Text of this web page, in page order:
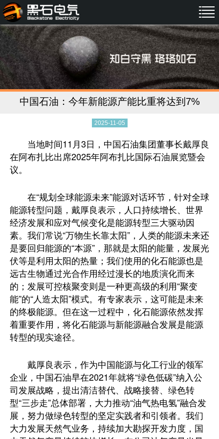
中国石油：今年新能源产能比重将达到7%
2025-11-05
当地时间11月3日，中国石油集团董事长戴厚良
在阿布扎比出席2025年阿布扎比国际石油展览暨会
议。
在“规划全球能源未来”能源对话环节，针对全球
能源转型问题，戴厚良表示，人口持续增长、世界
经济发展和应对气候变化是能源转型三大驱动因
素。我们常说“万物生长靠太阳”，人类的能源未来还
是要回归能源的“本源”，那就是太阳的能量，发展光
伏等是利用太阳的热量；我们使用的化石能源也是
远古生物通过光合作用经过漫长的地质演化而来
的；发展可控核聚变则是一种更高级的利用“聚变
能”的“人造太阳”模式。有专家表示，这可能是未来
的终极能源。但在这一过程中，化石能源依然发挥
着重要作用，将化石能源与新能源融合发展是能源
转型的现实途径。
戴厚良表示，作为中国能源与化工行业的领军
企业，中国石油早在2021年就将“绿色低碳”纳入公
司发展战略，提出清洁替代、战略接替、绿色转
型“三步走”总体部署，大力推动“油气热电氢”融合发
展，努力做绿色转型的坚定实践者和引领者。我们
大力发展天然气业务，持续加大勘探开发力度，国